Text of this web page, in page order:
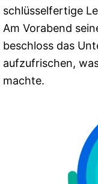
schlüsselfertige
Am Vorabend
beschloss das
aufzufrischen,
machte.